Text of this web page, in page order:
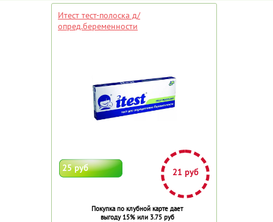
Итест тест-полоска д/
опред.беременности
25 руб 21 руб
Покупка по клубной карте дает
выгоду 15% или 3.75 руб